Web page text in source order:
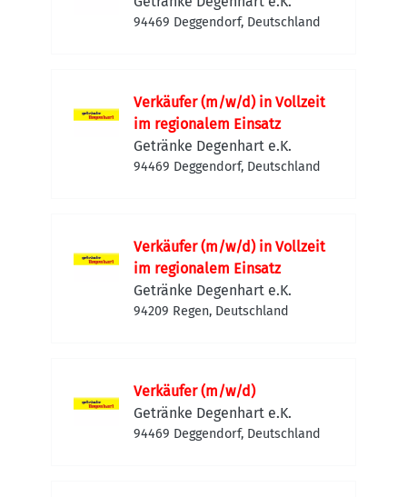
94469 Deggendorf, Deutschland
Verkäufer (m/w/d) in Vollzeit
im regionalem Einsatz
Getränke Degenhart e.K.
94469 Deggendorf, Deutschland
Verkäufer (m/w/d) in Vollzeit
im regionalem Einsatz
Getränke Degenhart e.K.
94209 Regen, Deutschland
Verkäufer (m/w/d)
Getränke Degenhart e.K.
94469 Deggendorf, Deutschland